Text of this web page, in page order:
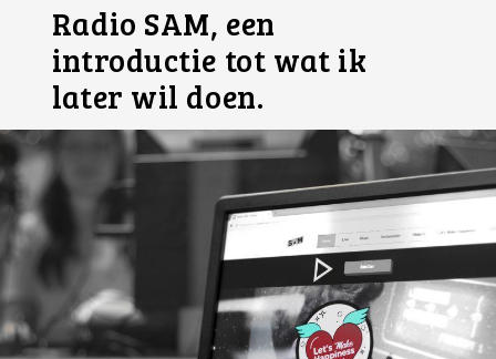
Radio SAM, een
introductie tot wat ik
later wil doen.